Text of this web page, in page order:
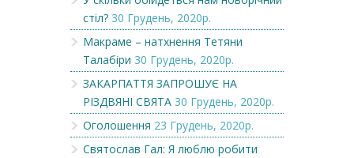
стіл? 30 Грудень, 2020р.
Макраме – натхнення Тетяни
Талабіри 30 Грудень, 2020р.
ЗАКАРПАТТЯ ЗАПРОШУЄ НА
РІЗДВЯНІ СВЯТА 30 Грудень, 2020р.
Оголошення 23 Грудень, 2020р.
Святослав Гал: Я люблю робити